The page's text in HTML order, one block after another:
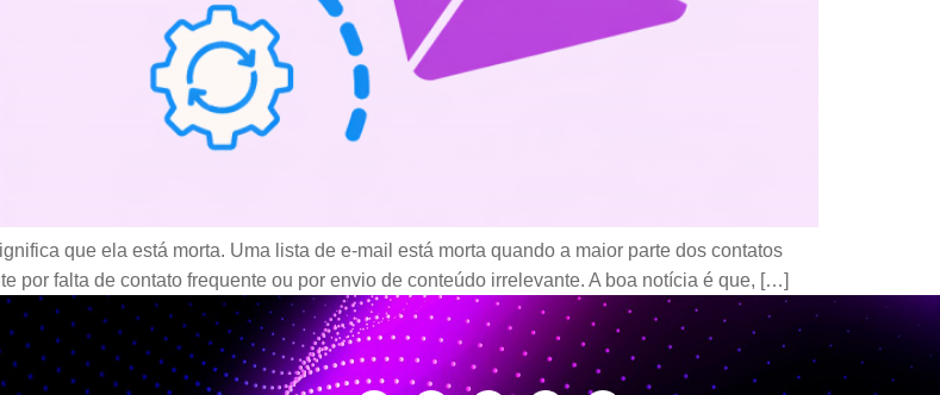
que ela está morta. Uma lista de e-mail está morta quando a maior parte dos contatos
por falta de contato frequente ou por envio de conteúdo irrelevante. A boa notícia é que, […]